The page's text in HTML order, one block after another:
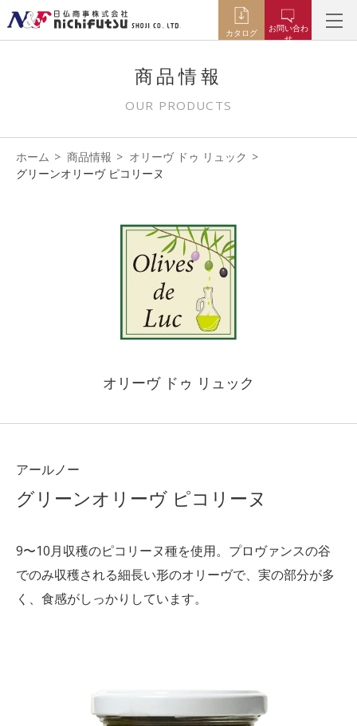
カタログ
お問い合わ
せ
商品情報
OUR PRODUCTS
ホーム 商品情報
オリーヴ ドゥ リュック
グリーンオリーヴ ピコリーヌ
オリーヴ ドゥ リュック
アールノー
グリーンオリーヴ ピコリーヌ
9〜10月収穫のピコリーヌ種を使用。プロヴァンスの谷
でのみ収穫される細長い形のオリーヴで、実の部分が多
く、食感がしっかりしています。